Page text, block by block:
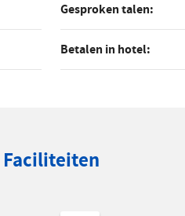
Gesproken talen:
Betalen in hotel:
Faciliteiten